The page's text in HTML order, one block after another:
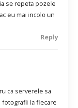
se repeta pozele
eu mai incolo un
Reply
ca serverele sa
fotografii la fiecare